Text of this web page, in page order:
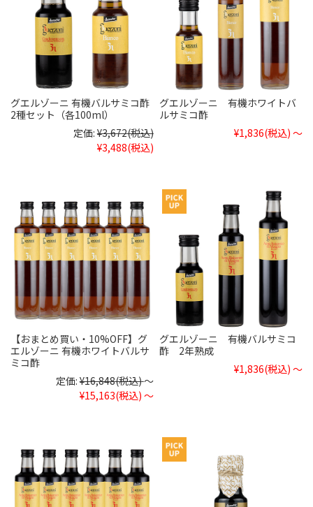
グエルゾーニ 有機バルサミコ酢
2種セット（各100ml）
定価:¥3,672(税込)
¥3,488(税込)
グエルゾーニ 有機ホワイトバ
ルサミコ酢
¥1,836(税込) ～
【おまとめ買い・10%OFF】グ
エルゾーニ 有機ホワイトバルサ
ミコ酢
定価:¥16,848(税込)～
¥15,163(税込) ～
グエルゾーニ 有機バルサミコ
酢 2年熟成
¥1,836(税込) ～